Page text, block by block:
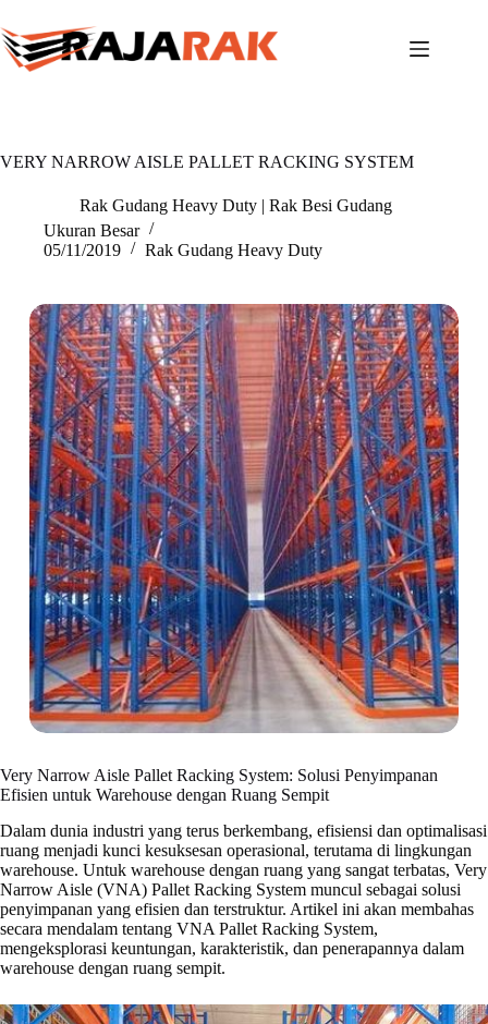
to
content
VERY NARROW AISLE PALLET RACKING SYSTEM
Rak Gudang Heavy Duty | Rak Besi Gudang
Ukuran Besar
05/11/2019
Rak Gudang Heavy Duty
Very Narrow Aisle Pallet Racking System: Solusi Penyimpanan
Efisien untuk Warehouse dengan Ruang Sempit
Dalam dunia industri yang terus berkembang, efisiensi dan optimalisasi
ruang menjadi kunci kesuksesan operasional, terutama di lingkungan
warehouse. Untuk warehouse dengan ruang yang sangat terbatas, Very
Narrow Aisle (VNA) Pallet Racking System muncul sebagai solusi
penyimpanan yang efisien dan terstruktur. Artikel ini akan membahas
secara mendalam tentang VNA Pallet Racking System,
mengeksplorasi keuntungan, karakteristik, dan penerapannya dalam
warehouse dengan ruang sempit.